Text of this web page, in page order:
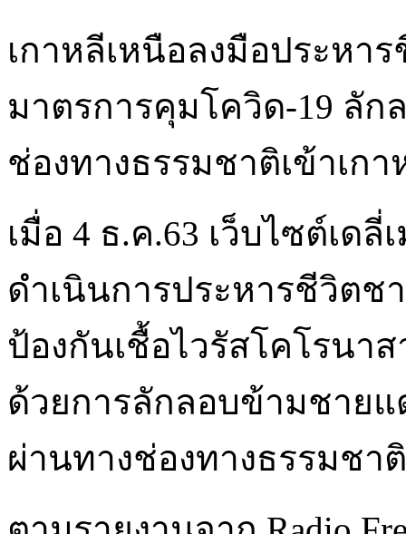
เกาหลีเหนือลงมือประหา
มาตรการคุมโควิด-19 ลั
ช่องทางธรรมชาติเข้าเก
เมื่อ 4 ธ.ค.63 เว็บไซต์เดลี่
ดำเนินการประหารชีวิต
ป้องกันเชื้อไวรัสโคโรนา
ด้วยการลักลอบข้ามชายแ
ผ่านทางช่องทางธรรมชาติ